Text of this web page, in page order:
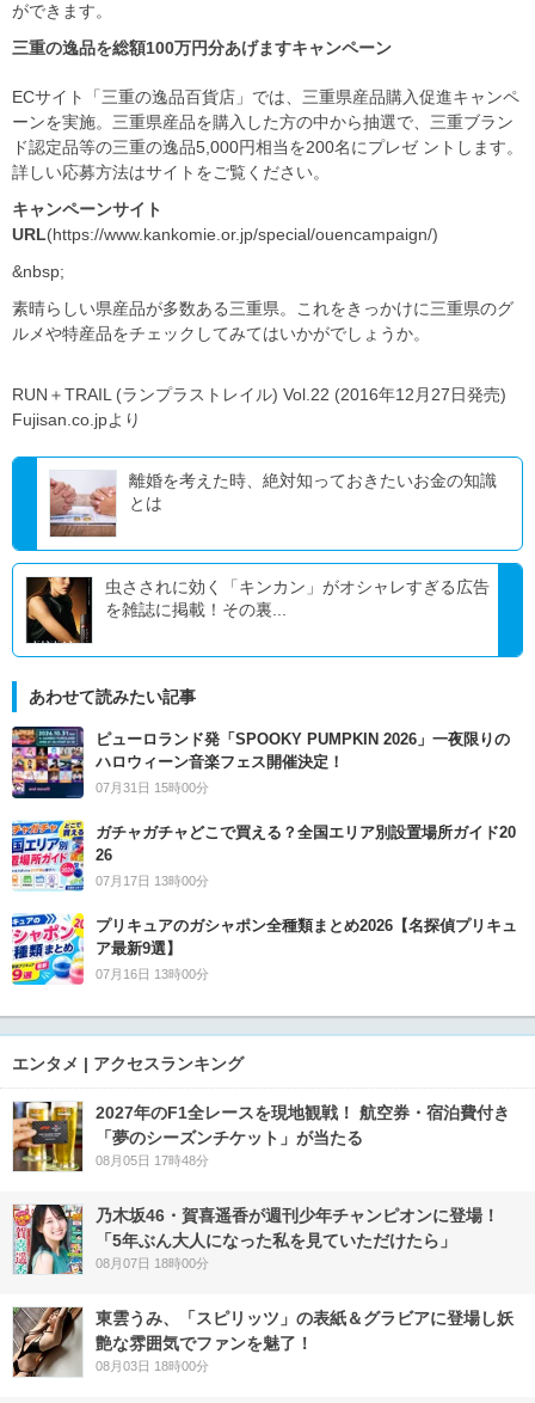
ができます。
三重の逸品を総額100万円分あげますキャンペーン
ECサイト「三重の逸品百貨店」では、三重県産品購入促進キャンペ
ーンを実施。三重県産品を購入した方の中から抽選で、三重ブラン
ド認定品等の三重の逸品5,000円相当を200名にプレゼ ントします。
詳しい応募方法はサイトをご覧ください。
キャンペーンサイト
URL(https://www.kankomie.or.jp/special/ouencampaign/)
&nbsp;
素晴らしい県産品が多数ある三重県。これをきっかけに三重県のグ
ルメや特産品をチェックしてみてはいかがでしょうか。
RUN＋TRAIL (ランプラストレイル) Vol.22 (2016年12月27日発売)
Fujisan.co.jpより
離婚を考えた時、絶対知っておきたいお金の知識
とは
虫さされに効く「キンカン」がオシャレすぎる広告
を雑誌に掲載！その裏...
あわせて読みたい記事
ピューロランド発「SPOOKY PUMPKIN 2026」一夜限りの
ハロウィーン音楽フェス開催決定！
07月31日 15時00分
ガチャガチャどこで買える？全国エリア別設置場所ガイド20
26
07月17日 13時00分
プリキュアのガシャポン全種類まとめ2026【名探偵プリキュ
ア最新9選】
07月16日 13時00分
エンタメ | アクセスランキング
2027年のF1全レースを現地観戦！ 航空券・宿泊費付き
「夢のシーズンチケット」が当たる
08月05日 17時48分
乃木坂46・賀喜遥香が週刊少年チャンピオンに登場！
「5年ぶん大人になった私を見ていただけたら」
08月07日 18時00分
東雲うみ、「スピリッツ」の表紙＆グラビアに登場し妖
艶な雰囲気でファンを魅了！
08月03日 18時00分